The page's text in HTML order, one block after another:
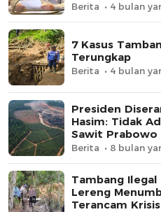
Berita 4 bulan
7 Kasus
Terungkap
Berita 4 bulan
Presiden
Hasim: Tidak
Sawit Prabowo
Berita 8 bulan
Tambang
Lereng
Terancam Krisis